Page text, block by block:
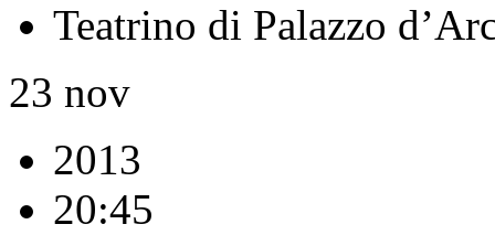
Teatrino di Palazzo
23 nov
2013
20:45